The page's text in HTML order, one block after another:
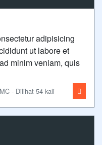
adipisicing
ut labore et
minim veniam, quis
- Dilihat 54 kali